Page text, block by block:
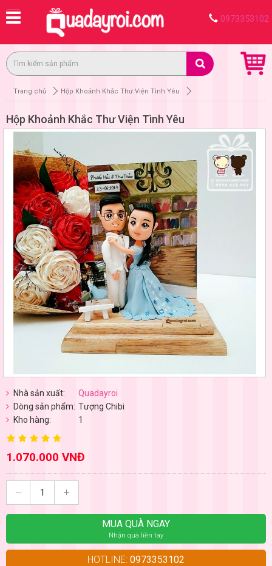
0973353102
Trang chủ Hộp Khoảnh Khắc Thư Viện Tình Yêu
Hộp Khoảnh Khắc Thư Viện Tình Yêu
Nhà sản xuất:
Quadayroi
Dòng sản phẩm: Tượng Chibi
Kho hàng:
1
1.070.000 VNĐ
MUA QUÀ NGAY
Nhận quà liền tay
HOTLINE: 0973353102